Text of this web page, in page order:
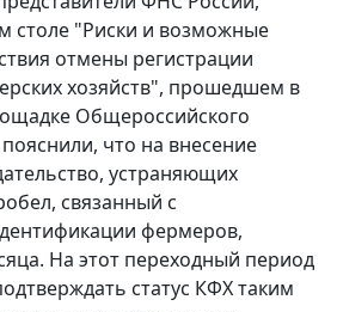
столе "Риски и возможные
отмены регистрации
хозяйств", прошедшем в
Общероссийского
что на внесение
устраняющих
связанный с
фермеров,
На этот переходный период
статус КФХ таким